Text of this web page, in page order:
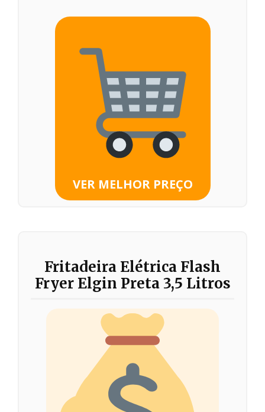
VER MELHOR PREÇO
Fritadeira Elétrica Flash
Fryer Elgin Preta 3,5 Litros